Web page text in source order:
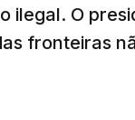
O
fronteiras